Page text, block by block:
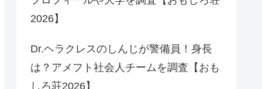
2026】
Dr.ヘラクレスのしんじが警備員！身長
は？アメフト社会人チームを調査【おも
しろ荘2026】